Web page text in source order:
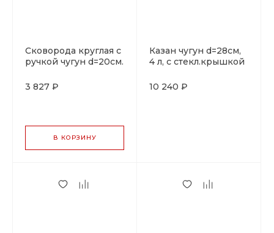
Сковорода круглая с
ручкой чугун d=20см.
3 827 ₽
В КОРЗИНУ
Казан чугун d=28см,
4 л, с стекл.крышкой
10 240 ₽